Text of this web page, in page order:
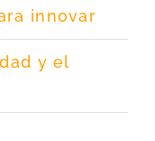
innovar
y el